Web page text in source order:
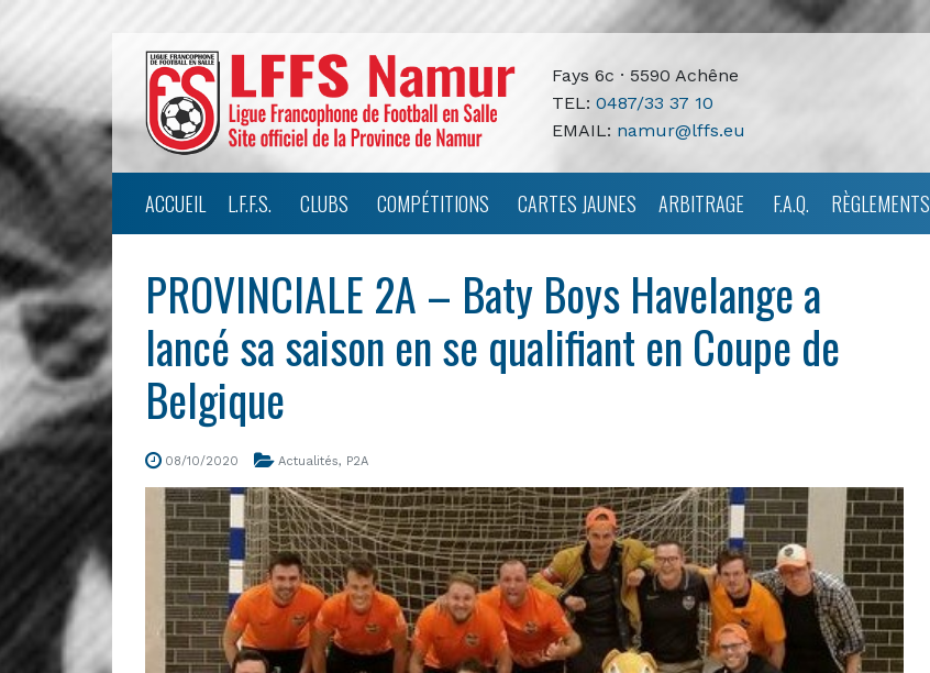
Fays 6c · 5590 Achêne
TEL: 0487/33 37 10
EMAIL: namur@lffs.eu
ACCUEIL L.F.F.S. CLUBS COMPÉTITIONS CARTES JAUNES ARBITRAGE F.A.Q. RÈGLEMENTS
PROVINCIALE 2A – Baty Boys Havelange a
lancé sa saison en se qualifiant en Coupe de
Belgique
08/10/2020 Actualités, P2A